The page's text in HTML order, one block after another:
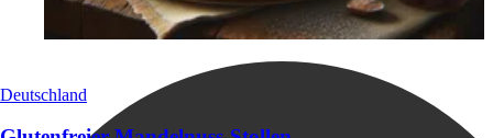
Deutschland